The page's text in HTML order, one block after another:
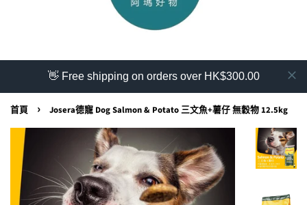
👋 Free shipping on orders over HK$300.00
首頁 › Josera德寵 Dog Salmon & Potato 三文魚+薯仔 無穀物 12.5kg